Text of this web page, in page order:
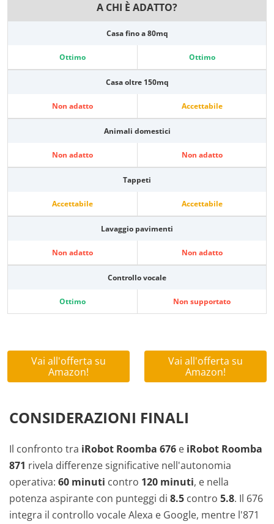
A CHI È ADATTO?
Casa fino a 80mq
Ottimo Ottimo
Casa oltre 150mq
Non adatto Accettabile
Animali domestici
Non adatto Non adatto
Tappeti
Accettabile Accettabile
Lavaggio pavimenti
Non adatto Non adatto
Controllo vocale
Ottimo Non supportato
Vai all'offerta su
Amazon!
Vai all'offerta su
Amazon!
CONSIDERAZIONI FINALI
Il confronto tra iRobot Roomba 676 e iRobot Roomba
871 rivela differenze significative nell'autonomia
operativa: 60 minuti contro 120 minuti, e nella
potenza aspirante con punteggi di 8.5 contro 5.8. Il 676
integra il controllo vocale Alexa e Google, mentre l'871